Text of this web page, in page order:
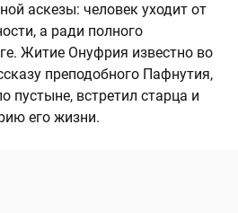
аскезы: человек уходит от
а ради полного
Житие Онуфрия известно во
преподобного Пафнутия,
пустыне, встретил старца и
его жизни.